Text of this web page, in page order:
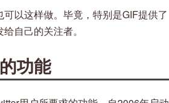
以这样做。毕竟，特别是GIF提供了
自己的关注者。
功能